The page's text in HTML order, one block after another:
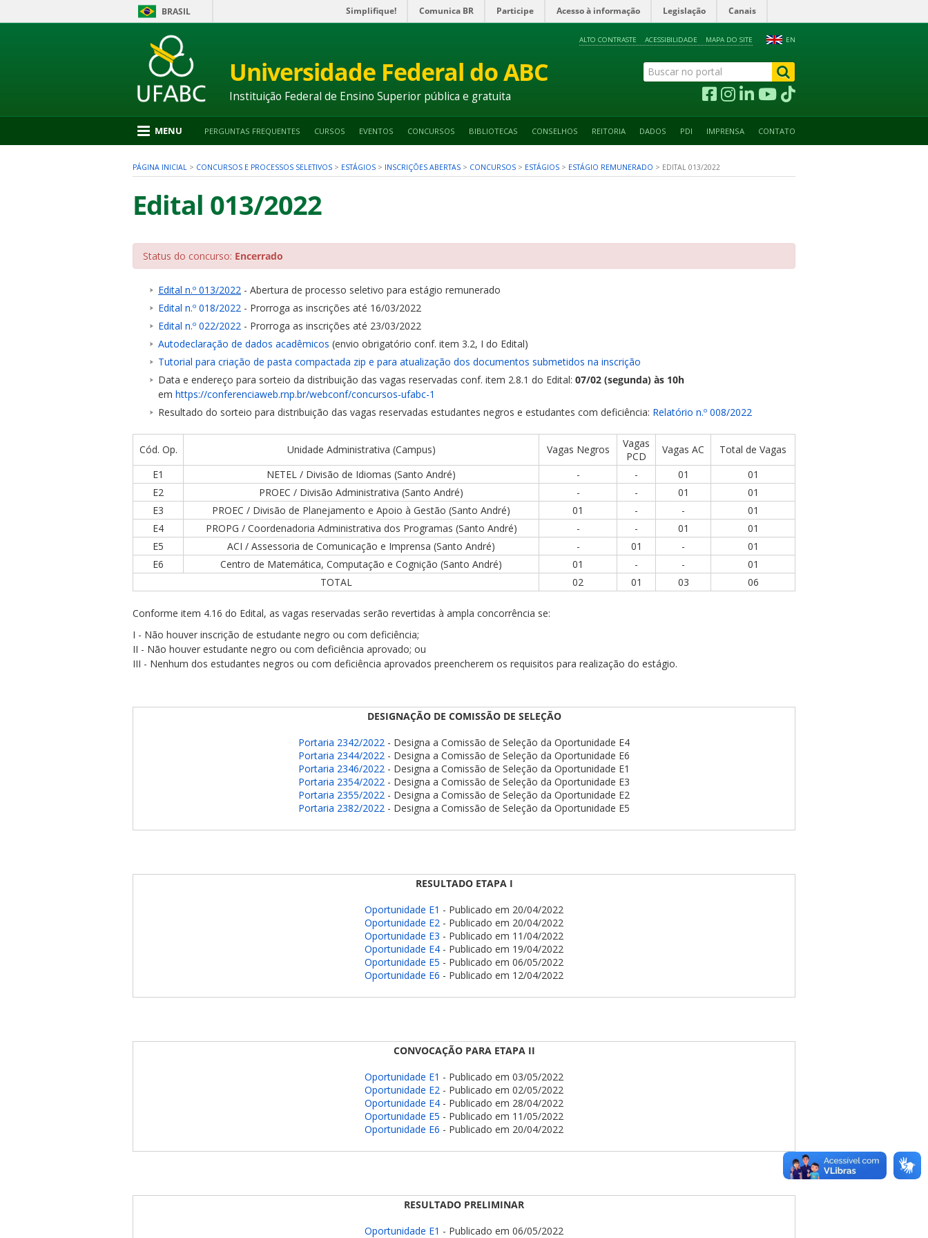
BRASIL Simplifique! Comunica BR Participe Acesso à informação Legislação Canais
para
2
Ir
4
EN
ALTO CONTRASTE ACESSIBILIDADE MAPA DO SITE
Universidade Federal do ABC
Instituição Federal de Ensino Superior pública e gratuita
MENU PERGUNTAS FREQUENTES CURSOS EVENTOS CONCURSOS BIBLIOTECAS CONSELHOS REITORIA DADOS PDI IMPRENSA CONTATO
PÁGINA INICIAL > CONCURSOS E PROCESSOS SELETIVOS > ESTÁGIOS > INSCRIÇÕES ABERTAS > CONCURSOS > ESTÁGIOS > ESTÁGIO REMUNERADO > EDITAL 013/2022
Edital 013/2022
Status do concurso: Encerrado
Edital n.º 013/2022 - Abertura de processo seletivo para estágio remunerado
Edital n.º 018/2022 - Prorroga as inscrições até 16/03/2022
Edital n.º 022/2022 - Prorroga as inscrições até 23/03/2022
Autodeclaração de dados acadêmicos (envio obrigatório conf. item 3.2, I do Edital)
Tutorial para criação de pasta compactada zip e para atualização dos documentos submetidos na inscrição
Data e endereço para sorteio da distribuição das vagas reservadas conf. item 2.8.1 do Edital: 07/02 (segunda) às 10h
em https://conferenciaweb.rnp.br/webconf/concursos-ufabc-1
Resultado do sorteio para distribuição das vagas reservadas estudantes negros e estudantes com deficiência: Relatório n.º 008/2022
Cód. Op. Unidade Administrativa (Campus) Vagas Negros
Vagas
PCD
Vagas AC
Total de Vagas
E1
NETEL / Divisão de Idiomas (Santo André) - - 01
01
E2
PROEC / Divisão Administrativa (Santo André) - - 01
01
E3
PROEC / Divisão de Planejamento e Apoio à Gestão (Santo André) 01 - -
01
E4
PROPG / Coordenadoria Administrativa dos Programas (Santo André) - - 01
01
E5
ACI / Assessoria de Comunicação e Imprensa (Santo André) - 01 -
01
E6
Centro de Matemática, Computação e Cognição (Santo André) 01 - -
01
TOTAL
02 01 03 06
Conforme item 4.16 do Edital, as vagas reservadas serão revertidas à ampla concorrência se:
I - Não houver inscrição de estudante negro ou com deficiência;
II - Não houver estudante negro ou com deficiência aprovado; ou
III - Nenhum dos estudantes negros ou com deficiência aprovados preencherem os requisitos para realização do estágio.
DESIGNAÇÃO DE COMISSÃO DE SELEÇÃO
Portaria 2342/2022 - Designa a Comissão de Seleção da Oportunidade E4
Portaria 2344/2022 - Designa a Comissão de Seleção da Oportunidade E6
Portaria 2346/2022 - Designa a Comissão de Seleção da Oportunidade E1
Portaria 2354/2022 - Designa a Comissão de Seleção da Oportunidade E3
Portaria 2355/2022 - Designa a Comissão de Seleção da Oportunidade E2
Portaria 2382/2022 - Designa a Comissão de Seleção da Oportunidade E5
RESULTADO ETAPA I
Oportunidade E1 - Publicado em 20/04/2022
Oportunidade E2 - Publicado em 20/04/2022
Oportunidade E3 - Publicado em 11/04/2022
Oportunidade E4 - Publicado em 19/04/2022
Oportunidade E5 - Publicado em 06/05/2022
Oportunidade E6 - Publicado em 12/04/2022
CONVOCAÇÃO PARA ETAPA II
Oportunidade E1 - Publicado em 03/05/2022
Oportunidade E2 - Publicado em 02/05/2022
Oportunidade E4 - Publicado em 28/04/2022
Oportunidade E5 - Publicado em 11/05/2022
Oportunidade E6 - Publicado em 20/04/2022
RESULTADO PRELIMINAR
Oportunidade E1 - Publicado em 06/05/2022